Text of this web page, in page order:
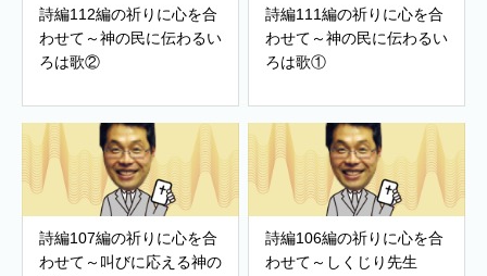
詩編112編の祈りに心を合
わせて～神の民に伝わるい
ろは歌②
詩編111編の祈りに心を合
わせて～神の民に伝わるい
ろは歌①
詩編107編の祈りに心を合
わせて～叫びに応える神の
詩編106編の祈りに心を合
わせて～しくじり先生